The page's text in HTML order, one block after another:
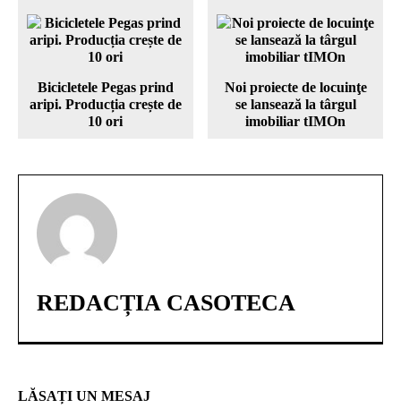
Bicicletele Pegas prind
aripi. Producția crește de
10 ori
Noi proiecte de locuinţe
se lansează la târgul
imobiliar tIMOn
REDACȚIA CASOTECA
LĂSAȚI UN MESAJ